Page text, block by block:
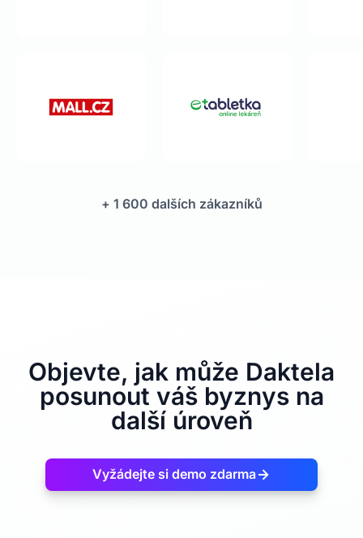
+ 1 600 dalších zákazníků
Objevte, jak může Daktela
posunout váš byznys na
další úroveň
Vyžádejte si demo zdarma